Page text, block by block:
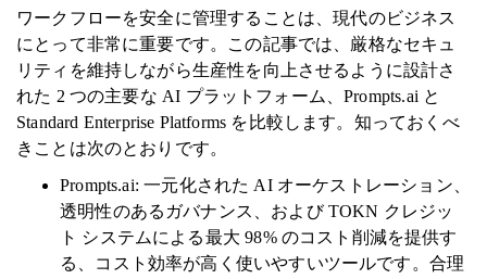
ワークフローを安全に管理することは、現代のビジネス
にとって非常に重要です。この記事では、厳格なセキュ
リティを維持しながら生産性を向上させるように設計さ
れた 2 つの主要な AI プラットフォーム、Prompts.ai と
Standard Enterprise Platforms を比較します。知っておくべ
きことは次のとおりです。
Prompts.ai: 一元化された AI オーケストレーション、
透明性のあるガバナンス、および TOKN クレジッ
ト システムによる最大 98% のコスト削減を提供す
る、コスト効率が高く使いやすいツールです。合理